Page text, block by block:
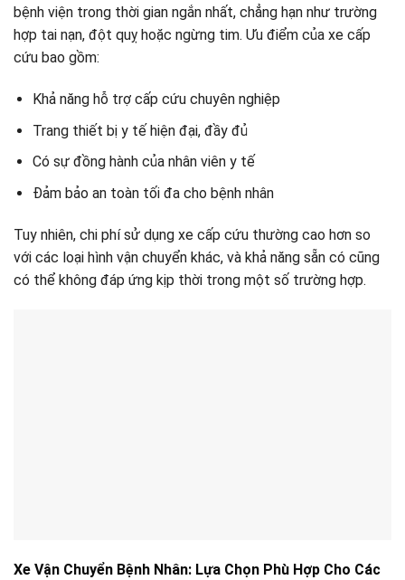
bệnh viện trong thời gian ngắn nhất, chẳng hạn như trường
hợp tai nạn, đột quỵ hoặc ngừng tim. Ưu điểm của xe cấp
cứu bao gồm:
Khả năng hỗ trợ cấp cứu chuyên nghiệp
Trang thiết bị y tế hiện đại, đầy đủ
Có sự đồng hành của nhân viên y tế
Đảm bảo an toàn tối đa cho bệnh nhân
Tuy nhiên, chi phí sử dụng xe cấp cứu thường cao hơn so
với các loại hình vận chuyển khác, và khả năng sẵn có cũng
có thể không đáp ứng kịp thời trong một số trường hợp.
Xe Vận Chuyển Bệnh Nhân: Lựa Chọn Phù Hợp Cho Các